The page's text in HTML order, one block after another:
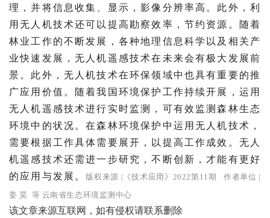
理，并将信息收集、显示，影像分辨率高。此外，利
用无人机技术还可以提高勘察效率，节约资源。随着
林业工作的不断发展，各种地理信息科学以及相关产
业快速发展，无人机遥感技术在未来会有极大发展前
景。此外，无人机技术在环保领域中也具有重要的推
广应用价值。随着我国环境保护工作持续开展，运用
无人机遥感技术进行实时监测，可有效监测森林生态
环境中的状况。在森林环境保护中运用无人机技术，
需要根据工作具体需要展开，以提高工作成效。无人
机遥感技术还需进一步研究，不断创新，才能有更好
的应用与发展。
版权来源 |《技术应用》2022第11期 作者单位 |
姜 昊 等 云南省生态环境监测中心
该文章来源互联网，如有侵权请联系删除